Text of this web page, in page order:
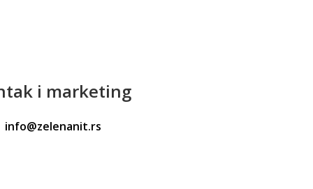
i marketing
info@zelenanit.rs